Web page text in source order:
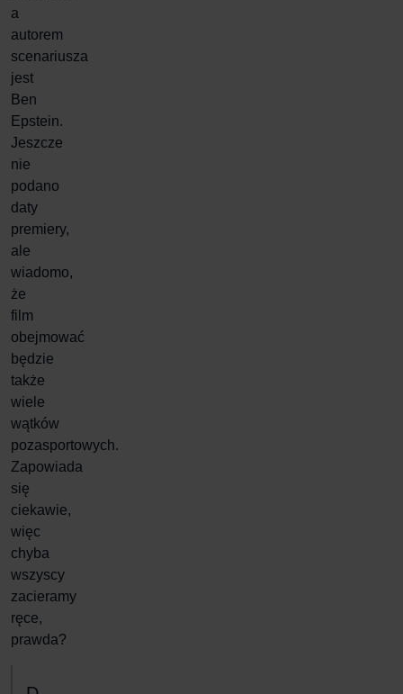
a
autorem
scenariusza
jest
Ben
Epstein.
Jeszcze
nie
podano
daty
premiery,
ale
wiadomo,
że
film
obejmować
będzie
także
wiele
wątków
pozasportowych.
Zapowiada
się
ciekawie,
więc
chyba
wszyscy
zacieramy
ręce,
prawda?